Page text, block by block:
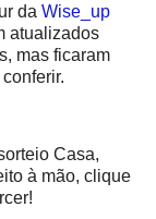
da Wise_up
atualizados
mas ficaram
Casa,
à mão, clique